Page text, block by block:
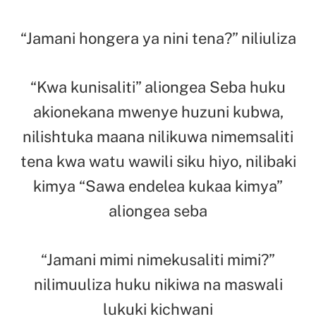
“Jamani hongera ya nini tena?” niliuliza
“Kwa kunisaliti” aliongea Seba huku
akionekana mwenye huzuni kubwa,
nilishtuka maana nilikuwa nimemsaliti
tena kwa watu wawili siku hiyo, nilibaki
kimya “Sawa endelea kukaa kimya”
aliongea seba
“Jamani mimi nimekusaliti mimi?”
nilimuuliza huku nikiwa na maswali
lukuki kichwani